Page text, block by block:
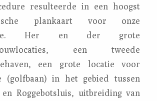
resulteerde in een hoogst
plankaart voor onze
Her en der grote
een tweede
een grote locatie voor
(golfbaan) in het gebied tussen
en Roggebotsluis, uitbreiding van